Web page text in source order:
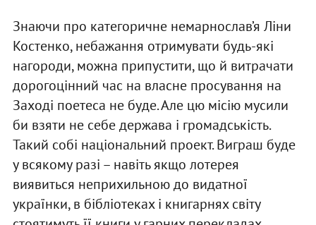
Знаючи про категоричне немарнослав’я Ліни
Костенко, небажання отримувати будь-які
нагороди, можна припустити, що й витрачати
дорогоцінний час на власне просування на
Заході поетеса не буде. Але цю місію мусили
би взяти не себе держава і громадськість.
Такий собі національний проект. Виграш буде
у всякому разі – навіть якщо лотерея
виявиться неприхильною до видатної
українки, в бібліотеках і книгарнях світу